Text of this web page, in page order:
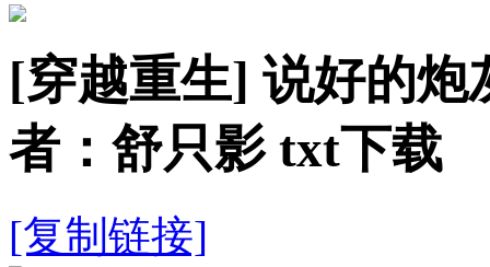
[穿越重生] 说好的炮
者：舒只影 txt下载
[复制链接]